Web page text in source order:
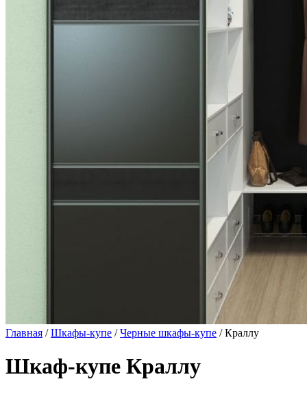
Главная /Шкафы-купе /Черные шкафы-купе / Краллу
Шкаф-купе Краллу